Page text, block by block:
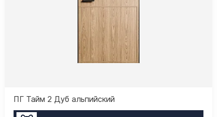
ПГ Тайм 2 Дуб альпийский